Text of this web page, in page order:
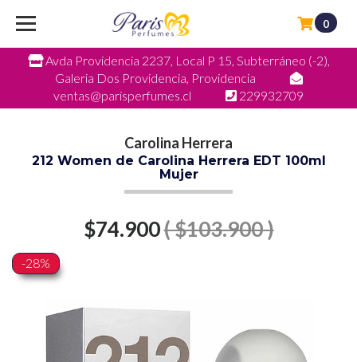
Avda Providencia 2237, Local P 15, Subterráneo (-2),
Galeria Dos Providencia, Providencia
ventas@parisperfumes.cl
229932709
0
Carolina Herrera
212 Women de Carolina Herrera EDT 100ml
Mujer
$74.900( $103.900 )
-28%